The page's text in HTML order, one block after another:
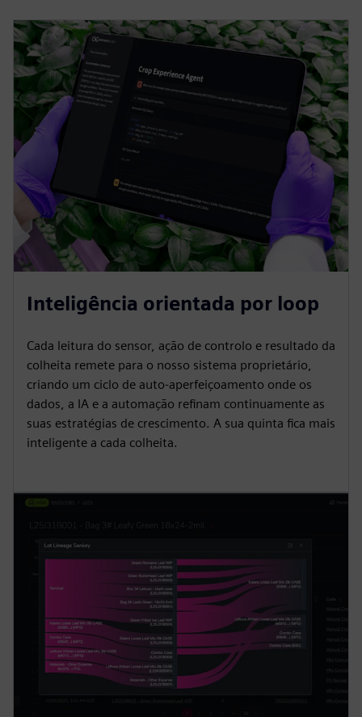
Inteligência orientada por loop
Cada leitura do sensor, ação de controlo e resultado da
colheita remete para o nosso sistema proprietário,
criando um ciclo de auto-aperfeiçoamento onde os
dados, a IA e a automação refinam continuamente as
suas estratégias de crescimento. A sua quinta fica mais
inteligente a cada colheita.